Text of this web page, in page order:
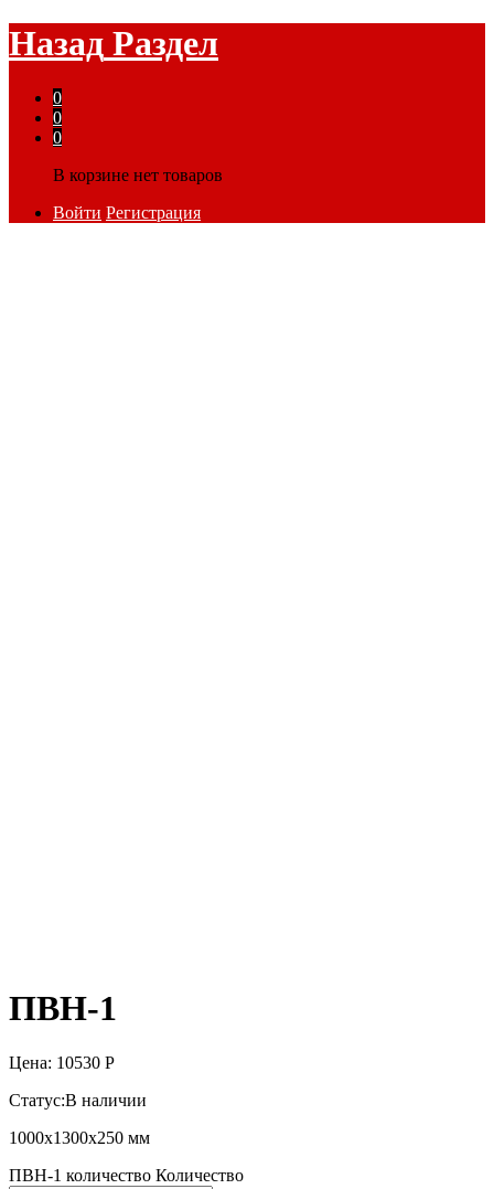
Назад Раздел
0
0
0
В корзине нет товаров
Войти Регистрация
ПВН-1
Цена: 10530 Р
Статус:В наличии
1000х1300х250 мм
ПВН-1 количество Количество